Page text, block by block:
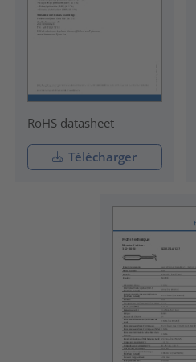
RoHS datasheet
Télécharger